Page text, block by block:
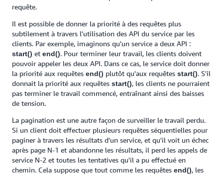
requête.
Il est possible de donner la priorité à des requêtes plus
subtilement à travers l'utilisation des API du service par les
clients. Par exemple, imaginons qu'un service a deux API :
start() et end(). Pour terminer leur travail, les clients doivent
pouvoir appeler les deux API. Dans ce cas, le service doit donner
la priorité aux requêtes end() plutôt qu'aux requêtes start(). S'il
donnait la priorité aux requêtes start(), les clients ne pourraient
pas terminer le travail commencé, entraînant ainsi des baisses
de tension.
La pagination est une autre façon de surveiller le travail perdu.
Si un client doit effectuer plusieurs requêtes séquentielles pour
paginer à travers les résultats d'un service, et qu'il voit un échec
après page N-1 et abandonne les résultats, il perd les appels de
service N-2 et toutes les tentatives qu'il a pu effectué en
chemin. Cela suppose que tout comme les requêtes end(), les